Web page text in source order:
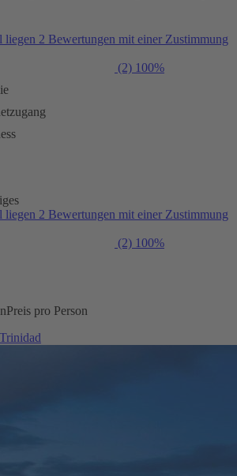
liegen 2 Bewertungen mit einer Zustimmung
(2) 100%
liegen 2 Bewertungen mit einer Zustimmung
(2) 100%
Preis pro Person